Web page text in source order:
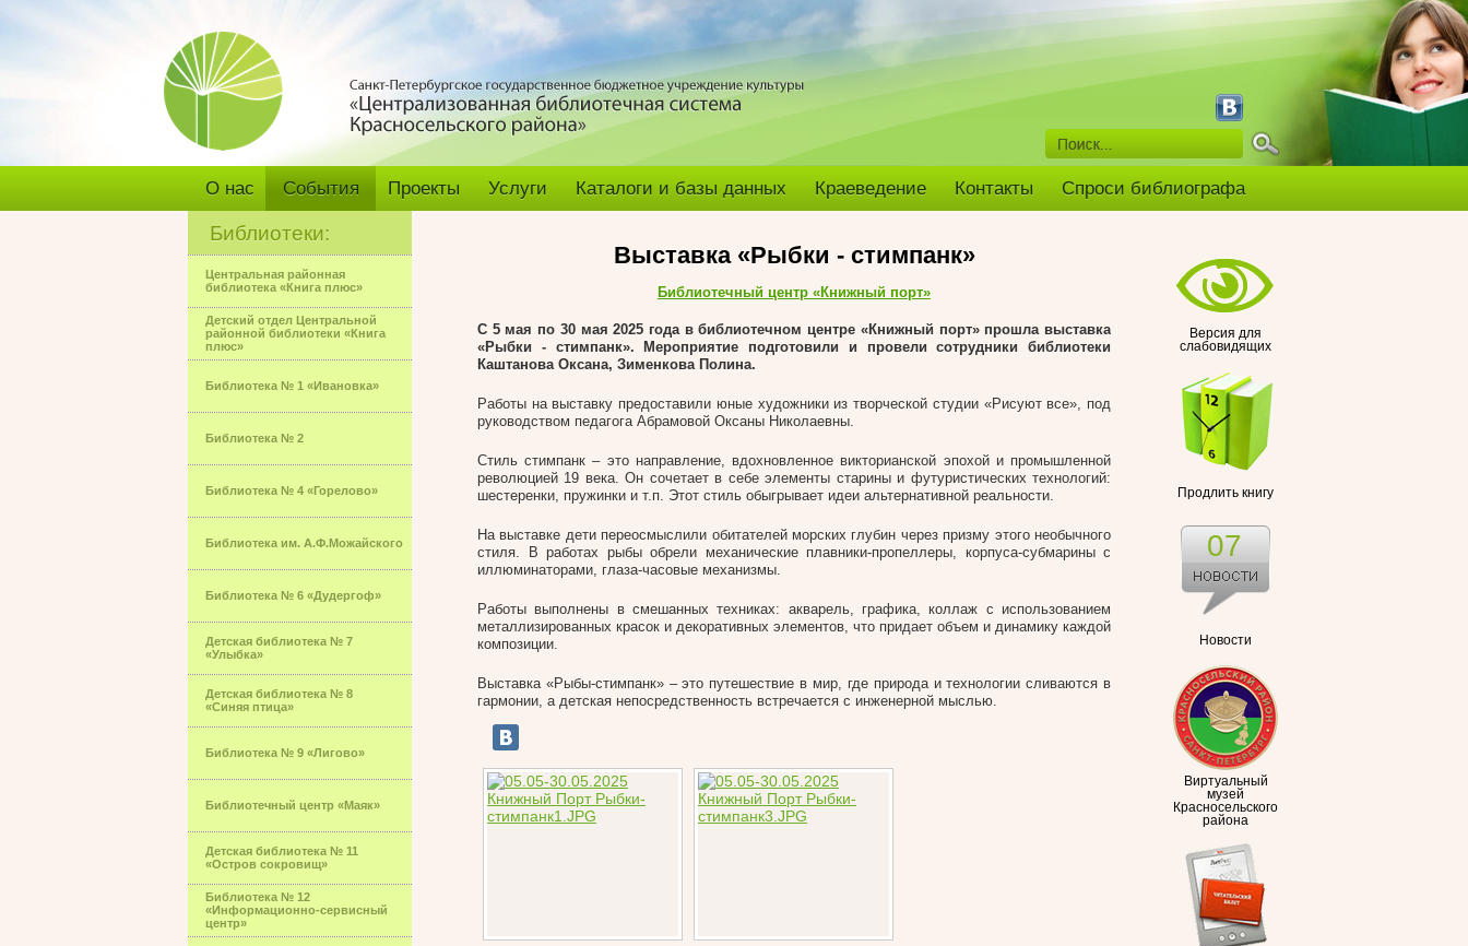
О нас События Проекты Услуги Каталоги и базы данных Краеведение Контакты Спроси библиографа
Библиотеки:
Центральная районная
библиотека «Книга плюс»
Детский отдел Центральной
районной библиотеки «Книга
плюс»
Библиотека № 1 «Ивановка»
Библиотека № 2
Библиотека № 4 «Горелово»
Библиотека им. А.Ф.Можайского
Библиотека № 6 «Дудергоф»
Детская библиотека № 7
«Улыбка»
Детская библиотека № 8
«Синяя птица»
Библиотека № 9 «Лигово»
Библиотечный центр «Маяк»
Детская библиотека № 11
«Остров сокровищ»
Библиотека № 12
«Информационно-сервисный
центр»
Версия для
слабовидящих
Продлить книгу
Новости
07
Виртуальный
музей
Красносельского
района
Выставка «Рыбки - стимпанк»
Библиотечный центр «Книжный порт»
С 5 мая по 30 мая 2025 года в библиотечном центре «Книжный порт» прошла выставка
«Рыбки - стимпанк». Мероприятие подготовили и провели сотрудники библиотеки
Каштанова Оксана, Зименкова Полина.
Работы на выставку предоставили юные художники из творческой студии «Рисуют все», под
руководством педагога Абрамовой Оксаны Николаевны.
Стиль стимпанк – это направление, вдохновленное викторианской эпохой и промышленной
революцией 19 века. Он сочетает в себе элементы старины и футуристических технологий:
шестеренки, пружинки и т.п. Этот стиль обыгрывает идеи альтернативной реальности.
На выставке дети переосмыслили обитателей морских глубин через призму этого необычного
стиля. В работах рыбы обрели механические плавники-пропеллеры, корпуса-субмарины с
иллюминаторами, глаза-часовые механизмы.
Работы выполнены в смешанных техниках: акварель, графика, коллаж с использованием
металлизированных красок и декоративных элементов, что придает объем и динамику каждой
композиции.
Выставка «Рыбы-стимпанк» – это путешествие в мир, где природа и технологии сливаются в
гармонии, а детская непосредственность встречается с инженерной мыслью.